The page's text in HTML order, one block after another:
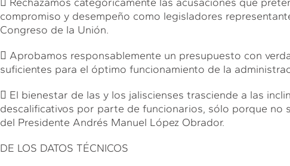
compromiso y desempeño como legisladores
Congreso de la Unión.
 Aprobamos responsablemente un presupuesto con
suficientes para el óptimo funcionamiento de la
 El bienestar de las y los jaliscienses trasciende a las
descalificativos por parte de funcionarios, sólo porque no
del Presidente Andrés Manuel López Obrador.
DE LOS DATOS TÉCNICOS